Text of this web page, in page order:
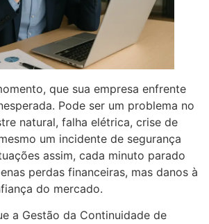
que sua empresa enfrente
Pode ser um problema no
natural, falha elétrica, crise de
um incidente de segurança
assim, cada minuto parado
perdas financeiras, mas danos à
do mercado.
a Gestão da Continuidade de